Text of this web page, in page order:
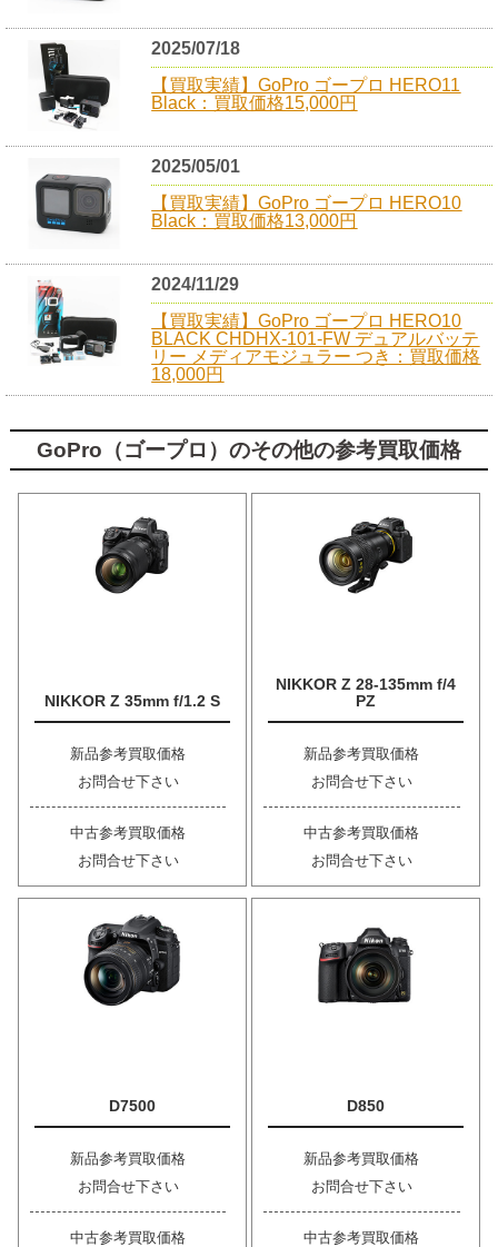
2025/07/18
【買取実績】GoPro ゴープロ HERO11
Black：買取価格15,000円
2025/05/01
【買取実績】GoPro ゴープロ HERO10
Black：買取価格13,000円
2024/11/29
【買取実績】GoPro ゴープロ HERO10
BLACK CHDHX-101-FW デュアルバッテ
リー メディアモジュラー つき：買取価格
18,000円
GoPro（ゴープロ）のその他の参考買取価格
NIKKOR Z 35mm f/1.2 S
新品参考買取価格
お問合せ下さい
中古参考買取価格
お問合せ下さい
NIKKOR Z 28-135mm f/4
PZ
新品参考買取価格
お問合せ下さい
中古参考買取価格
お問合せ下さい
D7500
新品参考買取価格
お問合せ下さい
中古参考買取価格
D850
新品参考買取価格
お問合せ下さい
中古参考買取価格